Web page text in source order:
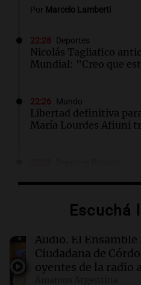
Por Marcelo Lamberti
22:28 Deportes
Nicolás Tagliafico
Mundial: "Creo que
22:26 Mundo
Libertad definitiva
María Lourdes Afiuni
Central en la victoria
Emmanuel Greco
22:15 Sociedad
Quiniela turista:
ganadores de hoy
Escuchá
Audio. El
Ciudadana de
oyentes de la radio